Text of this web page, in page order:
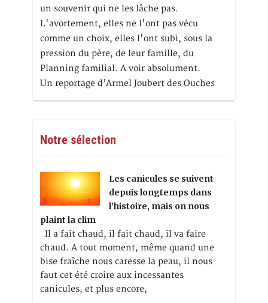
un souvenir qui ne les lâche pas.
L'avortement, elles ne l'ont pas vécu
comme un choix, elles l'ont subi, sous la
pression du père, de leur famille, du
Planning familial. A voir absolument.
Un reportage d’Armel Joubert des Ouches
Notre sélection
Les canicules se suivent
depuis longtemps dans
l’histoire, mais on nous
plaint la clim
Il a fait chaud, il fait chaud, il va faire
chaud. A tout moment, même quand une
bise fraîche nous caresse la peau, il nous
faut cet été croire aux incessantes
canicules, et plus encore,